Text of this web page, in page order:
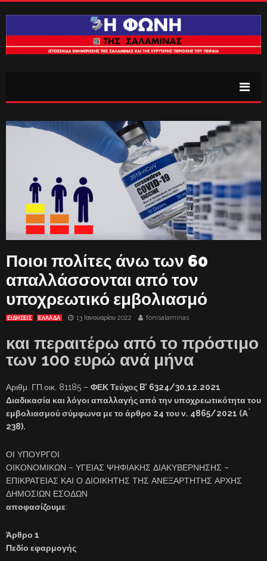
Ποιοι πολίτες άνω των 60
απαλλάσσονται από τον
υποχρεωτικό εμβολιασμό
ΕΙΔΗΣΕΙΣ ΕΛΛΑΔΑ 13 Ιανουαρίου 2022 fonisalaminas
και περαιτέρω από το πρόστιμο
των 100 ευρώ ανά μήνα
Αριθμ. ΓΠ.οικ. 81185 – ΦΕΚ Τεύχος B’ 6324/30.12.2021
Διαδικασία και λόγοι απαλλαγής από την υποχρεωτικότητα του
εμβολιασμού σύμφωνα με το άρθρο 24 του ν. 4865/2021 (Α ́
238).
ΟΙ ΥΠΟΥΡΓΟΙ
ΟΙΚΟΝΟΜΙΚΩΝ – ΥΓΕΙΑΣ ΨΗΦΙΑΚΗΣ ΔΙΑΚΥΒΕΡΝΗΣΗΣ –
ΕΠΙΚΡΑΤΕΙΑΣ ΚΑΙ Ο ΔΙΟΙΚΗΤΗΣ ΤΗΣ ΑΝΕΞΑΡΤΗΤΗΣ ΑΡΧΗΣ
ΔΗΜΟΣΙΩΝ ΕΣΟΔΩΝ
αποφασίζουμε:
Άρθρο 1
Πεδίο εφαρμογής